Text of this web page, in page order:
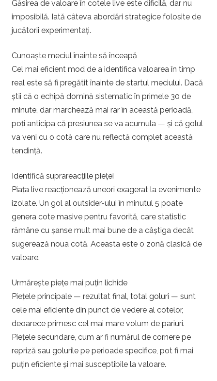
Găsirea de valoare în cotele live este dificilă, dar nu
imposibilă. Iată câteva abordări strategice folosite de
jucătorii experimentați.
Cunoaște meciul înainte să înceapă
Cel mai eficient mod de a identifica valoarea în timp
real este să fi pregătit înainte de startul meciului. Dacă
știi că o echipă domină sistematic în primele 30 de
minute, dar marchează mai rar în această perioadă,
poți anticipa că presiunea se va acumula — și că golul
va veni cu o cotă care nu reflectă complet această
tendință.
Identifică suprareacțiile pieței
Piața live reacționează uneori exagerat la evenimente
izolate. Un gol al outsider-ului în minutul 5 poate
genera cote masive pentru favorită, care statistic
rămâne cu șanse mult mai bune de a câștiga decât
sugerează noua cotă. Aceasta este o zonă clasică de
valoare.
Urmărește piețe mai puțin lichide
Piețele principale — rezultat final, total goluri — sunt
cele mai eficiente din punct de vedere al cotelor,
deoarece primesc cel mai mare volum de pariuri.
Piețele secundare, cum ar fi numărul de cornere pe
repriză sau golurile pe perioade specifice, pot fi mai
puțin eficiente și mai susceptibile la valoare.